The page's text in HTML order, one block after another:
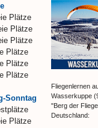
Plätze
Plätze
Plätze
Plätze
Plätze
Plätze
Sonntag
Plätze
Fliegenlernen
Wasserkuppe
"Berg der
Deutschland: